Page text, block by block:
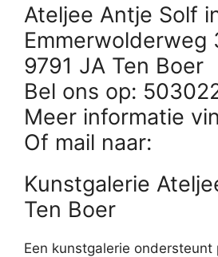
Ateljee Antje Solf
Emmerwolderweg
9791 JA Ten Boer
Bel ons op:
Meer informatie
Of mail naar:
Kunstgalerie
Ten Boer
Een kunstgalerie ondersteunt